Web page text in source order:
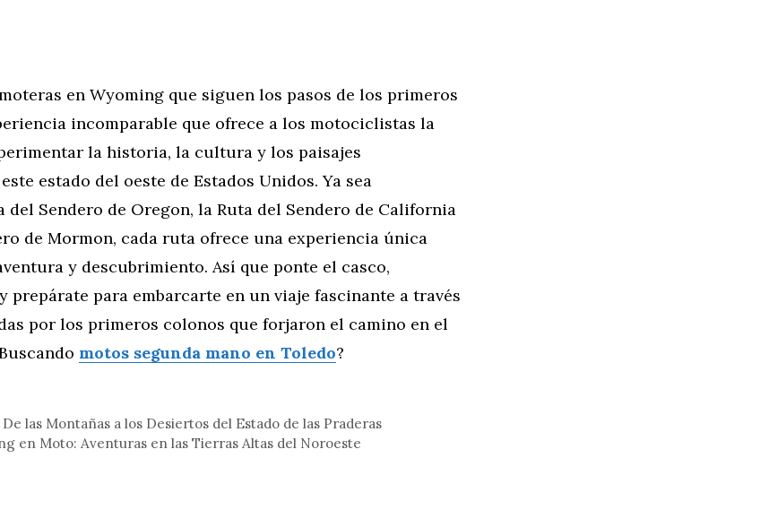
en Wyoming que siguen los pasos de los primeros
incomparable que ofrece a los motociclistas la
la historia, la cultura y los paisajes
estado del oeste de Estados Unidos. Ya sea
Sendero de Oregon, la Ruta del Sendero de California
de Mormon, cada ruta ofrece una experiencia única
y descubrimiento. Así que ponte el casco,
prepárate para embarcarte en un viaje fascinante a través
por los primeros colonos que forjaron el camino en el
motos segunda mano en Toledo?
las Montañas a los Desiertos del Estado de las Praderas
en Moto: Aventuras en las Tierras Altas del Noroeste